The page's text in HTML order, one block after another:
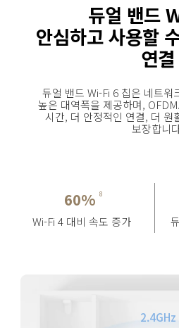
듀얼 밴드
안심하고 사용할
연결
듀얼 밴드 Wi-Fi 6 칩은 네트워
높은 대역폭을 제공하며,
시간, 더 안정적인 연결, 더 원
보장합니
60% 8
Wi-Fi 4 대비 속도 증가
2.4GHz